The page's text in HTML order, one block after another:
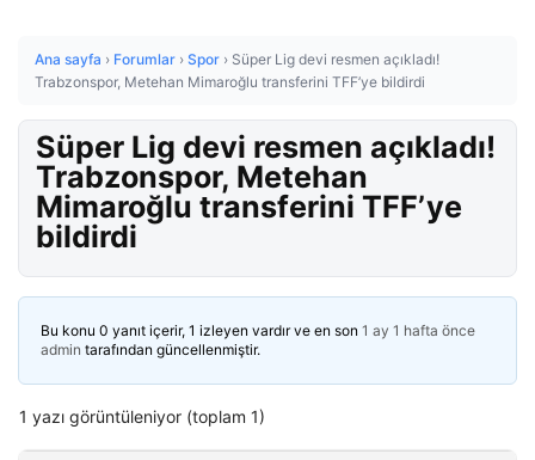
Ana sayfa › Forumlar › Spor › Süper Lig devi resmen açıkladı!
Trabzonspor, Metehan Mimaroğlu transferini TFF’ye bildirdi
Süper Lig devi resmen açıkladı!
Trabzonspor, Metehan
Mimaroğlu transferini TFF’ye
bildirdi
Bu konu 0 yanıt içerir, 1 izleyen vardır ve en son 1 ay 1 hafta önce
admin tarafından güncellenmiştir.
1 yazı görüntüleniyor (toplam 1)